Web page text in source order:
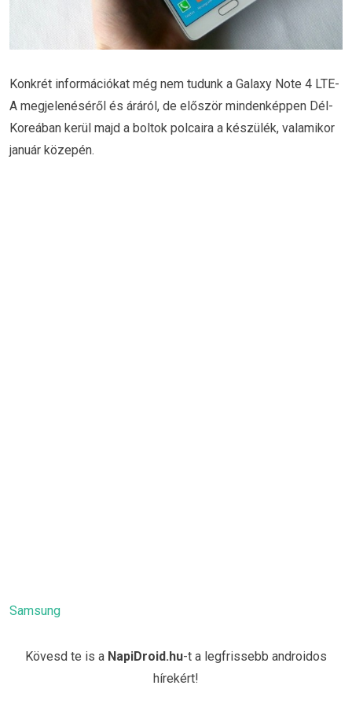
Konkrét információkat még nem tudunk a Galaxy Note 4 LTE-
A megjelenéséről és áráról, de először mindenképpen Dél-
Koreában kerül majd a boltok polcaira a készülék, valamikor
január közepén.
Samsung
Kövesd te is a NapiDroid.hu-t a legfrissebb androidos
hírekért!